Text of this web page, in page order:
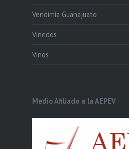
Vendimia Guanajuato
Viñedos
Vinos
Medio Afiliado a la AEPEV